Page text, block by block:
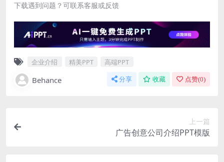
下载遇到问题？可联系客服或反馈
企业介绍 精美PPT 高端PPT
Behance 分享 收藏 点赞(0)
上一篇
广告创意公司介绍PPT模版